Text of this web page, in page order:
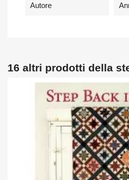
Autore
16 altri prodotti della